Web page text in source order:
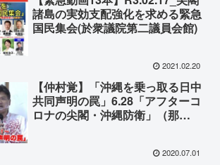
諸島の実効支配強化を求める緊急
国民集会(於衆議院第二議員会館)
2021.02.20
【仲村覚】「沖縄を乗っ取る日中
共同声明の罠」6.28「アフターコ
ロナの尖閣・沖縄防衛」（那
2020.07.01